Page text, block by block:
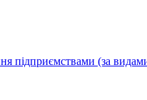
підприємствами (за